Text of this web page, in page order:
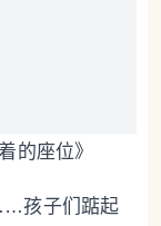
座位》
孩子们踮起